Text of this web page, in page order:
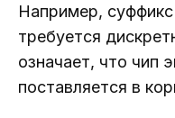
Например,
требуется
означает, что чип
поставляется в